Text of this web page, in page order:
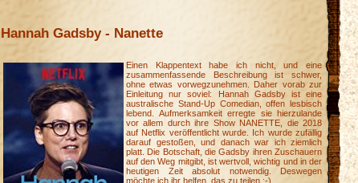
Hannah Gadsby - Nanette
Einen Klappentext habe ich nicht, und eine
zusammenfassende Beschreibung ist schwer,
ohne etwas vorwegzunehmen. Daher vorab zur
Einleitung nur soviel: Hannah Gadsby ist eine
australische Stand-Up Comedian, offen lesbisch
lebend. Aufmerksamkeit erregte sie hierzulande
vor allem durch ihre Show NANETTE, die 2018
auf Netflix veröffentlicht wurde. Ich wurde zufällig
darauf gestoßen, und danach war ich ziemlich
platt. Die Botschaft, die Gadsby ihren Zuschauern
auf den Weg mitgibt, ist wertvoll, wichtig und in der
heutigen Zeit absolut notwendig. Deswegen
möchte ich ihr helfen, das zu teilen :-)